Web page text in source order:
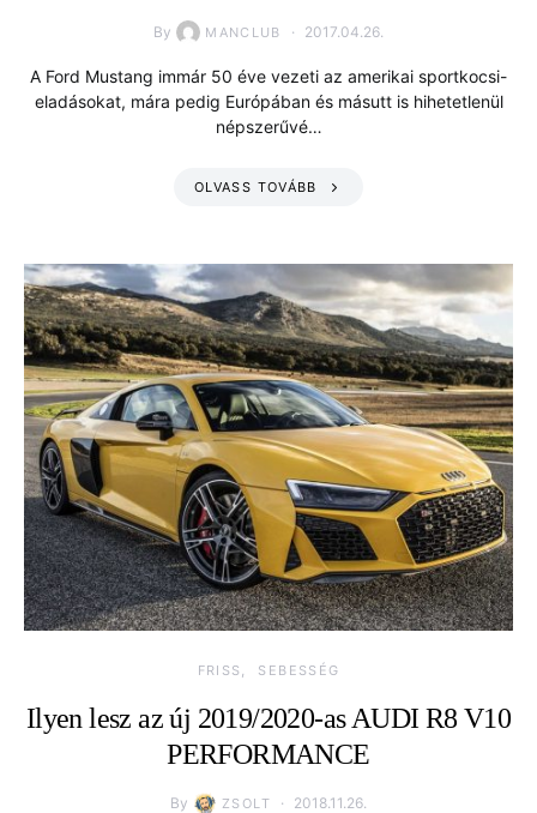
By MANCLUB 2017.04.26.
A Ford Mustang immár 50 éve vezeti az amerikai sportkocsi-
eladásokat, mára pedig Európában és másutt is hihetetlenül
népszerűvé…
OLVASS TOVÁBB
FRISS SEBESSÉG
Ilyen lesz az új 2019/2020-as AUDI R8 V10
PERFORMANCE
By ZSOLT 2018.11.26.